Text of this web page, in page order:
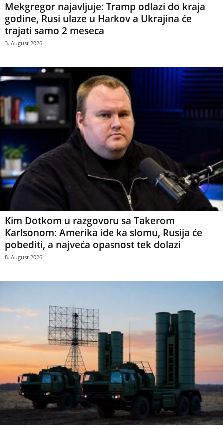
Mekgregor najavljuje: Tramp odlazi do kraja
godine, Rusi ulaze u Harkov a Ukrajina će
trajati samo 2 meseca
3. August 2026.
Kim Dotkom u razgovoru sa Takerom
Karlsonom: Amerika ide ka slomu, Rusija će
pobediti, a najveća opasnost tek dolazi
8. August 2026.